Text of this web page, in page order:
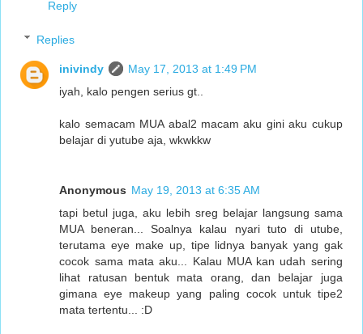
Reply
Replies
inivindy
May 17, 2013 at 1:49 PM
iyah, kalo pengen serius gt..
kalo semacam MUA abal2 macam aku gini aku cukup
belajar di yutube aja, wkwkkw
Anonymous May 19, 2013 at 6:35 AM
tapi betul juga, aku lebih sreg belajar langsung sama
MUA beneran... Soalnya kalau nyari tuto di utube,
terutama eye make up, tipe lidnya banyak yang gak
cocok sama mata aku... Kalau MUA kan udah sering
lihat ratusan bentuk mata orang, dan belajar juga
gimana eye makeup yang paling cocok untuk tipe2
mata tertentu... :D